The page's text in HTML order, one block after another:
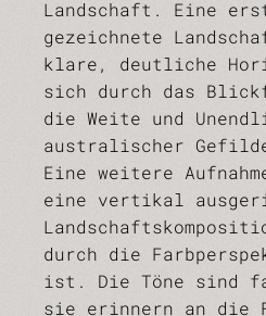
Landschaft. Eine
gezeichnete
klare, deutliche
sich durch das
die Weite und
australischer
Eine weitere
eine vertikal
durch die
ist. Die Töne sind
sie erinnern an die